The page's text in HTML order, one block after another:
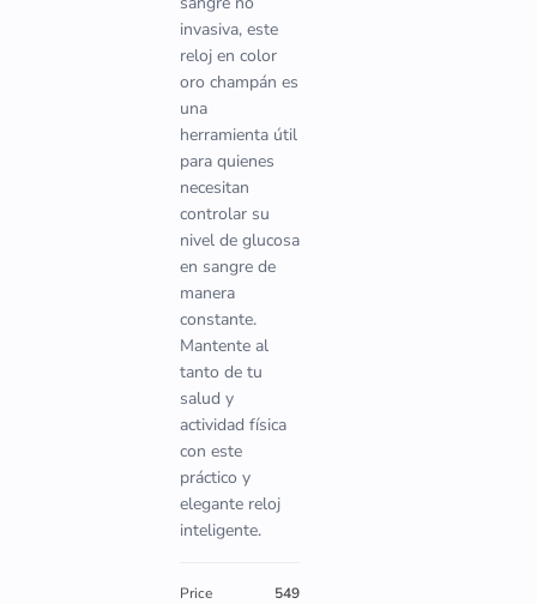
invasiva, este
reloj en color
oro champán es
una
herramienta útil
para quienes
necesitan
controlar su
nivel de glucosa
en sangre de
manera
constante.
Mantente al
tanto de tu
salud y
actividad física
con este
práctico y
elegante reloj
inteligente.
Price
549